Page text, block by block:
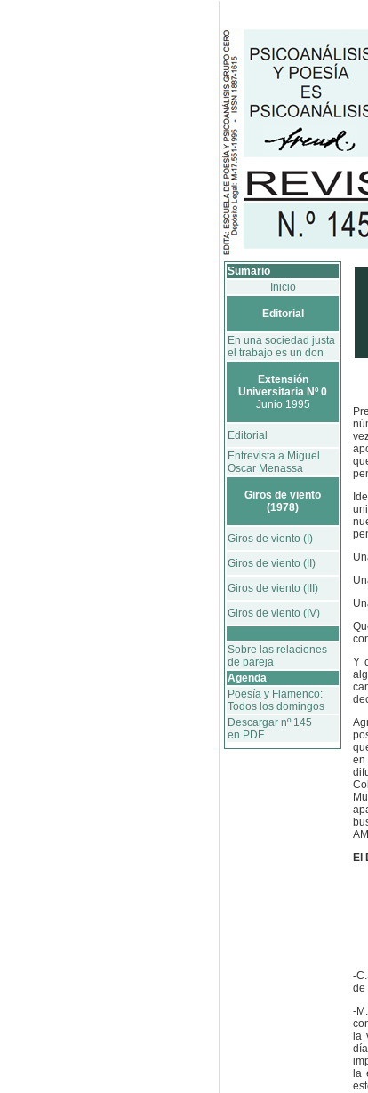
Sumario
Inicio
Editorial
En una sociedad justa
el trabajo es un don
Extensión
Universitaria Nº 0
Junio 1995
Editorial
Entrevista a Miguel
Oscar Menassa
Giros de viento
(1978)
Giros de viento (I)
Giros de viento (II)
Giros de viento (III)
Giros de viento (IV)
Sobre las relaciones
de pareja
Agenda
Poesía y Flamenco:
Todos los domingos
Descargar nº 145
en PDF
Y
en
El
-
de
-
la
la